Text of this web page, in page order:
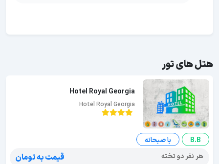
هتل های تور
Hotel Royal Georgia
Hotel Royal Georgia
B.B
با صبحانه
هر نفر دو تخته
قیمت به تومان